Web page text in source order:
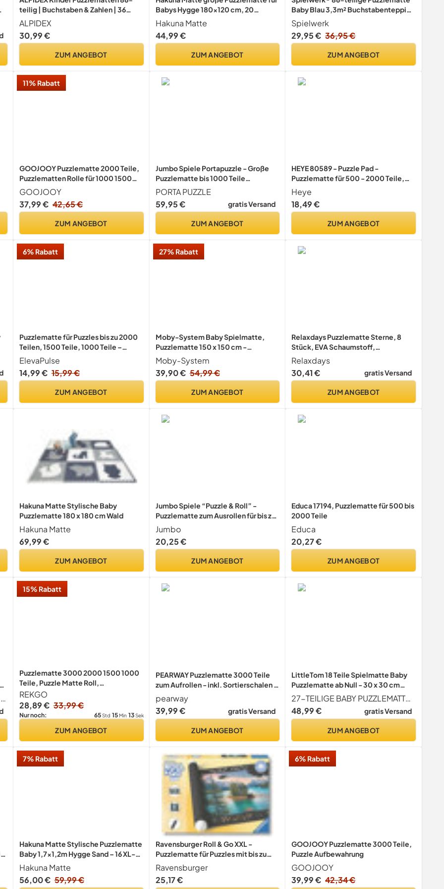
teilig | Buchstaben & Zahlen | 36
Matten - 30 x 30 x 1cm |
Spielteppich Baby Krabbelmatte
Kinderteppich Puzzle Lernteppich
ALPIDEX
30,99 €
ZUM ANGEBOT
Babys Hygge 180x120 cm, 20
Seitenränder
Hakuna Matte
44,99 €
ZUM ANGEBOT
Baby Blau 3,3m² Buchstabenteppich
ABC Matten für Kinder
Spielunterlage Boden Krabbelmatte
Kinderzimmer Puzzleteppich
Spielwerk
29,95 € 36,95 €
ZUM ANGEBOT
11% Rabatt
GOOJOOY Puzzlematte 2000 Teile,
Puzzlematten Rolle für 1000 1500
Teile
GOOJOOY
37,99 € 42,65 €
ZUM ANGEBOT
Jumbo Spiele Portapuzzle - Große
Puzzlematte bis 1000 Teile
Puzzlezubehör
PORTA PUZZLE
59,95 €
gratis Versand
ZUM ANGEBOT
HEYE 80589 - Puzzle Pad -
Puzzlematte für 500 - 2000 Teile,
weiß
Heye
18,49 €
ZUM ANGEBOT
6% Rabatt
Puzzlematte für Puzzles bis zu 2000
Teilen, 1500 Teile, 1000 Teile –
rutschfeste Puzzleunterlage mit 4
Sortierschalen, Puzzlerolle für
Erwachsene & Kinder, Einfaches
ElevaPulse
14,99 € 15,99 €
ZUM ANGEBOT
27% Rabatt
Moby-System Baby Spielmatte,
Puzzlematte 150 x 150 cm -
Schadstofffreie Krabbeldecke für
Baby - Geruchlose, wasserdichte
Spielunterlage für Jungen &
Moby-System
39,90 € 54,99 €
ZUM ANGEBOT
Relaxdays Puzzlematte Sterne, 8
Stück, EVA Schaumstoff,
schadstofffrei, Baby & Kinder,
Spielmatte, 50x50 cm, weiß/grau
Relaxdays
30,41 €
gratis Versand
ZUM ANGEBOT
Hakuna Matte Stylische Baby
Puzzlematte 180 x 180 cm Wald
Hakuna Matte
69,99 €
ZUM ANGEBOT
Jumbo Spiele “Puzzle & Roll” -
Puzzlematte zum Ausrollen für bis zu
1500 Teile Puzzlezubehör, Multi
Kleuren
Jumbo
20,25 €
ZUM ANGEBOT
Educa 17194, Puzzlematte für 500 bis
2000 Teile
Educa
20,27 €
ZUM ANGEBOT
2 Motive 16tlg. Kindermatte auf Vorder- & Rückseite bedruckt - Bodenmatte zum Puzzeln und Spielen
15% Rabatt
Puzzlematte 3000 2000 1500 1000
Teile, Puzzle Matte Roll,
Puzzleunterlage Puzzlemappe
Puzzlerolle Mat Storage Accessories
für Erwachsene
REKGO
28,89 € 33,99 €
Nur noch: 65 Std 15 Min 13 Sek
ZUM ANGEBOT
PEARWAY Puzzlematte 3000 Teile
zum Aufrollen - inkl. Sortierschalen &
rauem Filz - Puzzle Matte -
Puzzleunterlage - Puzzleteppich -
Puzzlerolle - Puzzle Aufbewahrung
pearway
39,99 €
gratis Versand
ZUM ANGEBOT
LittleTom 18 Teile Spielmatte Baby
Puzzlematte ab Null - 30 x 30 cm
Krabbelmatte Bodenmatte Kinder -
Puzzle Teppich Kinderzimmer Matte
- Outdoor Bodenschutzmatte
Spielteppich Eva Schaumstoff
27-TEILIGE BABY PUZZLEMATTE AB NULL - Kuschelweiche Spielmatte für Kinder und Babys ab dem 1. Tag. Das 1 cm dicke Schaumstoff Puzzle ist extra isolierend - ideal zum Spielen auf kaltem und hartem Boden.
48,99 €
gratis Versand
ZUM ANGEBOT
7% Rabatt
Hakuna Matte Stylische Puzzlematte
Baby 1,7x1,2m Hygge Sand – 16 XL-
Platten mit Kanten–Dicke & weiche
Baby Spielmatte – schadstofffreie,
geruchlose, Pflegeleichte
Hakuna Matte
56,00 € 59,99 €
Ravensburger Roll & Go XXL -
Puzzlematte für Puzzles mit bis zu
3000 Teilen
Ravensburger
25,17 €
6% Rabatt
GOOJOOY Puzzlematte 3000 Teile,
Puzzle Aufbewahrung
GOOJOOY
39,99 € 42,34 €